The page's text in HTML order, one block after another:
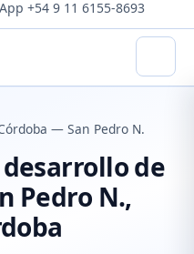
+54 9 11 6155-8693
— San Pedro N.
de
Pedro N.,